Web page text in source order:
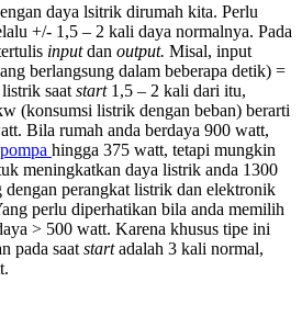
daya lsitrik dirumah kita. Perlu
+/- 1,5 – 2 kali daya normalnya. Pada
inputdan output. Misal, input
berlangsung dalam beberapa detik) =
saat start1,5 – 2 kali dari itu,
(konsumsi listrik dengan beban) berarti
Bila rumah anda berdaya 900 watt,
pompa hingga 375 watt, tetapi mungkin
meningkatkan daya listrik anda 1300
perangkat listrik dan elektronik
perlu diperhatikan bila anda memilih
> 500 watt. Karena khusus tipe ini
pada saat startadalah 3 kali normal,